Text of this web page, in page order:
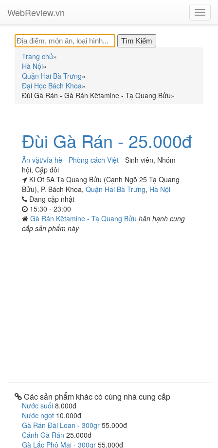
WebReview.vn
Trang chủ»
Hà Nội»
Quận Hai Bà Trưng»
Đại Học Bách Khoa»
Đùi Gà Rán - Gà Rán Kêtamine - Tạ Quang Bửu»
Đùi Gà Rán - 25.000đ
Ăn vặt/vỉa hè - Phòng cách Việt - Sinh viên, Nhóm
hội, Cặp đôi
Ki Ốt 5A Tạ Quang Bửu (Cạnh Ngõ 25 Tạ Quang
Bửu), P. Bách Khoa, Quận Hai Bà Trưng, Hà Nội
Đang cập nhật
15:30 - 23:00
Gà Rán Kêtamine - Tạ Quang Bửu hân hạnh cung
cấp sản phẩm này
Các sản phẩm khác có cùng nhà cung cấp
Nước suối 8.000đ
Nước ngọt 10.000đ
Gà Rán Đài Loan - 300gr 55.000đ
Cánh Gà Rán 25.000đ
Gà Lắc Phô Mai - 300gr 55.000đ